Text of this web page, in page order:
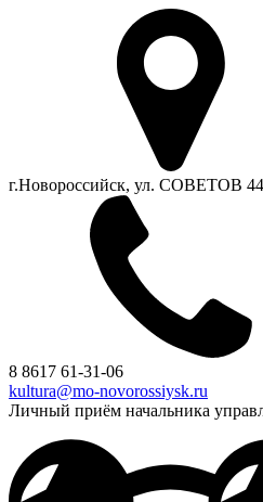
г.Новороссийск, ул. СОВЕТОВ 44
8 8617 61-31-06
kultura@mo-novorossiysk.ru
Личный приём начальника